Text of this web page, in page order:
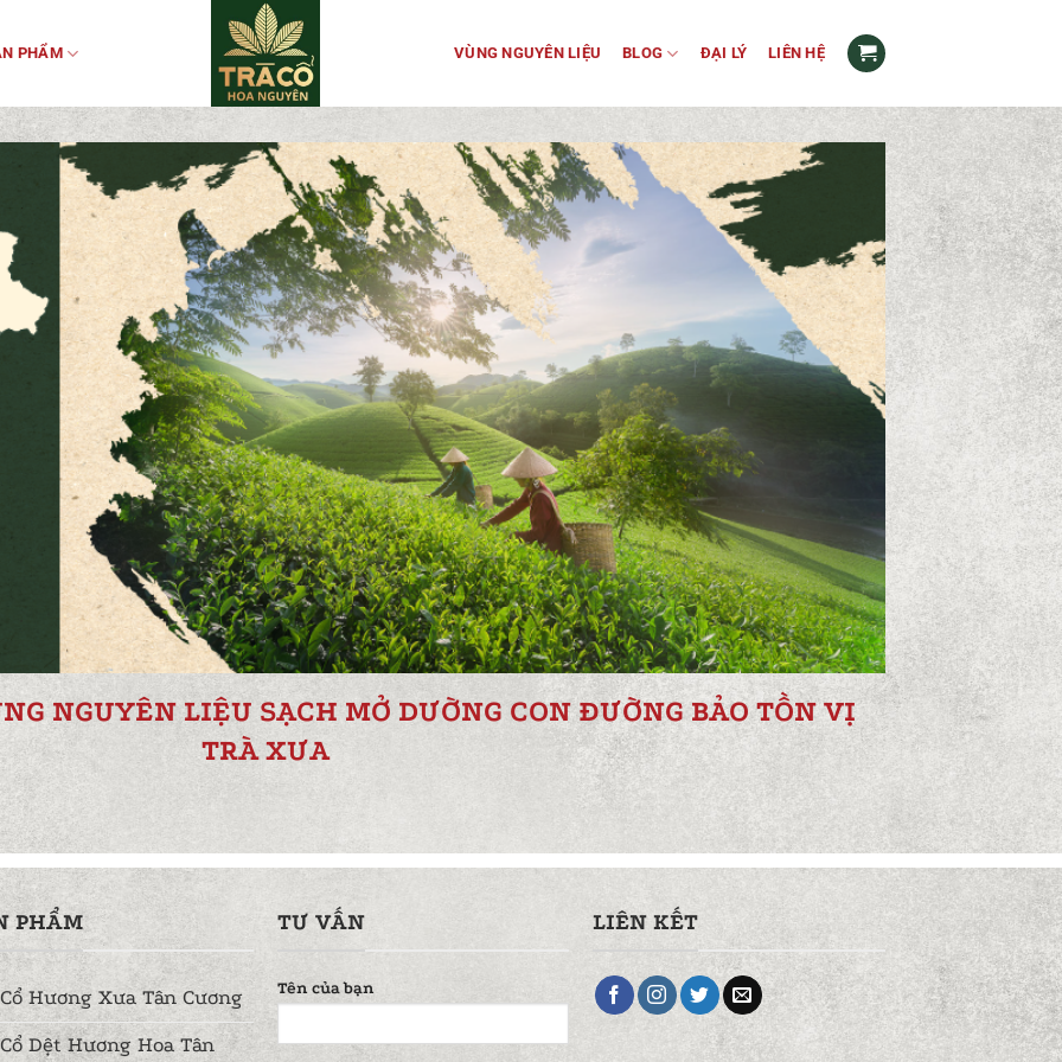
PHẨM VÙNG NGUYÊN LIỆU BLOG ĐẠI LÝ LIÊN HỆ
NGUYÊN LIỆU SẠCH MỞ DƯỜNG CON ĐƯỜNG BẢO TỒN VỊ
TRÀ XƯA
PHẨM
Hương Xưa Tân Cương
Dệt Hương Hoa Tân
TƯ VẤN
Tên của bạn
LIÊN KẾT